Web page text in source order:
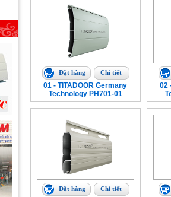
Đặt hàng Chi tiết
01 - TITADOOR Germany
Technology PH701-01
02
Đặt hàng Chi tiết